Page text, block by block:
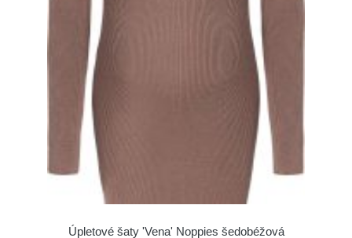
Úpletové šaty 'Vena' Noppies šedobéžová